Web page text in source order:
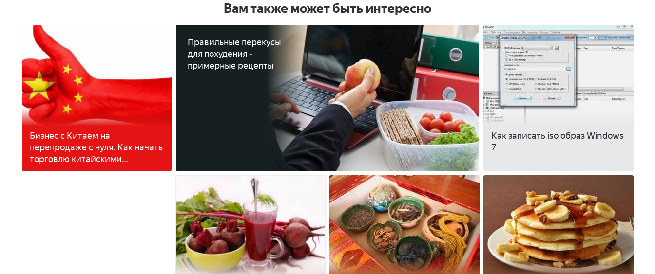
Вам также может быть интересно
Бизнес с Китаем на
перепродаже с нуля. Как начать
торговлю китайскими
товарами без вложений
Правильные перекусы
для похудения -
примерные рецепты
Как записать iso образ Windows
7